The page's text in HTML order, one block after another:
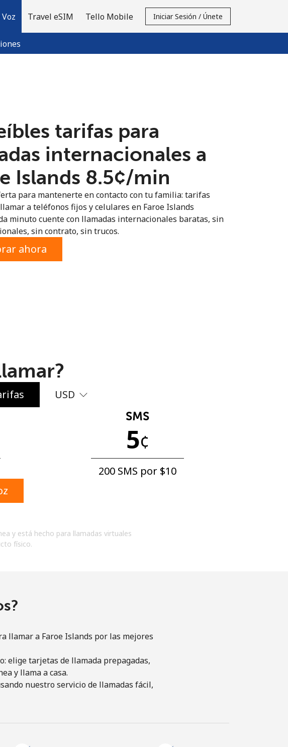
Travel eSIM Tello Mobile Iniciar Sesión / Únete
→
contraseña
tarifas para
internacionales a
Islands ⁦8.5¢⁩/min
para mantenerte en contacto con tu familia: tarifas
a teléfonos fijos y celulares en Faroe Islands
minuto cuente con llamadas internacionales baratas, sin
sin contrato, sin trucos.
ahora
USD
SMS
5¢
200 SMS por ⁦$10⁩
y está hecho para llamadas virtuales
físico.
llamar a Faroe Islands por las mejores
elige tarjetas de llamada prepagadas,
y llama a casa.
nuestro servicio de llamadas fácil,